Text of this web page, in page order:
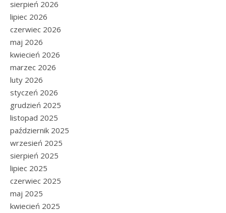
sierpień 2026
lipiec 2026
czerwiec 2026
maj 2026
kwiecień 2026
marzec 2026
luty 2026
styczeń 2026
grudzień 2025
listopad 2025
październik 2025
wrzesień 2025
sierpień 2025
lipiec 2025
czerwiec 2025
maj 2025
kwiecień 2025